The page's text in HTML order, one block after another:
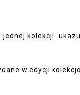
jednej kolekcji
w edycji